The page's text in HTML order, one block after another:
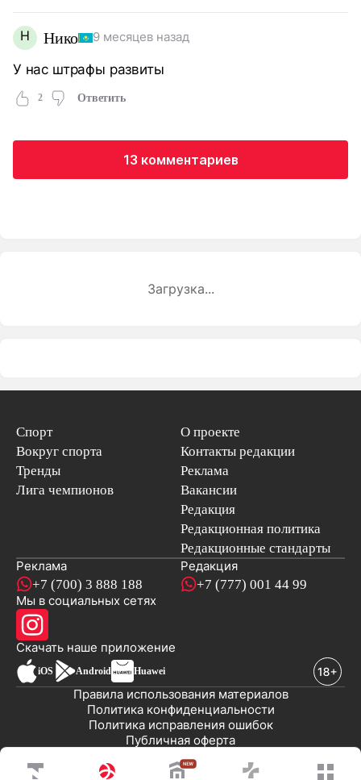
Н Нико 9 месяцев назад
У нас штрафы развиты
2 Ответить
13 комментариев
Загрузка...
Спорт
Вокруг спорта
Тренды
Лига чемпионов
О проекте
Контакты редакции
Реклама
Вакансии
Редакция
Редакционная политика
Редакционные стандарты
Реклама
+7 (700) 3 888 188
Редакция
+7 (777) 001 44 99
Мы в социальных сетях
Скачать наше приложениеновостей
iOS Android Huawei
Публичная оферта
Политика исправления ошибок
Политика конфиденциальности
Правила использования материалов
© 2008-2026 ТОО «EML»